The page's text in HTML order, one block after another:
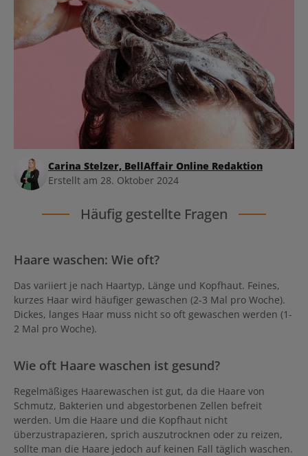
Carina Stelzer, BellAffair Online Redaktion
Erstellt am 28. Oktober 2024
Häufig gestellte Fragen
Haare waschen: Wie oft?
Das variiert je nach Haartyp, Länge und Kopfhaut. Feines,
kurzes Haar wird häufiger gewaschen (2-3 Mal pro Woche).
Dickes, langes Haar muss nicht so oft gewaschen werden (1-
2 Mal pro Woche).
Wie oft Haare waschen ist gesund?
Regelmäßiges Haarewaschen ist gut, da die Haare von
Schmutz, Bakterien und abgestorbenen Zellen befreit
werden. Um die Haare und die Kopfhaut nicht
überzustrapazieren, sprich auszutrocknen oder zu reizen,
sollte man die Haare jedoch auf keinen Fall täglich waschen.